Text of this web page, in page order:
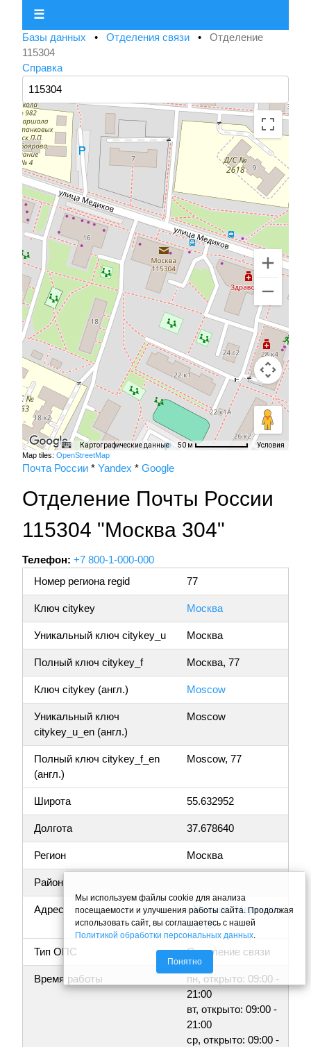
☰
Базы данных • Отделения связи • Отделение
115304
Справка
Картографические данные 50 м Условия
Map tiles: OpenStreetMap
Почта России * Yandex * Google
Отделение Почты России
115304 "Москва 304"
Телефон: +7 800-1-000-000
Номер региона regid
77
Ключ citykey Москва
Уникальный ключ citykey_u Москва
Полный ключ citykey_f Москва, 77
Ключ citykey (англ.) Moscow
Уникальный ключ
citykey_u_en (англ.)
Moscow
Полный ключ citykey_f_en
(англ.)
Moscow, 77
Широта 55.632952
Долгота 37.678640
Регион Москва
Район
Адрес
г Москва, Медиков
ул, 20
Тип ОПС Отделение связи
Время работы
пн, открыто: 09:00 -
21:00
вт, открыто: 09:00 -
21:00
ср, открыто: 09:00 -
Мы используем файлы cookie для анализа
посещаемости и улучшения работы сайта. Продолжая
использовать сайт, вы соглашаетесь с нашей
Политикой обработки персональных данных.
Понятно